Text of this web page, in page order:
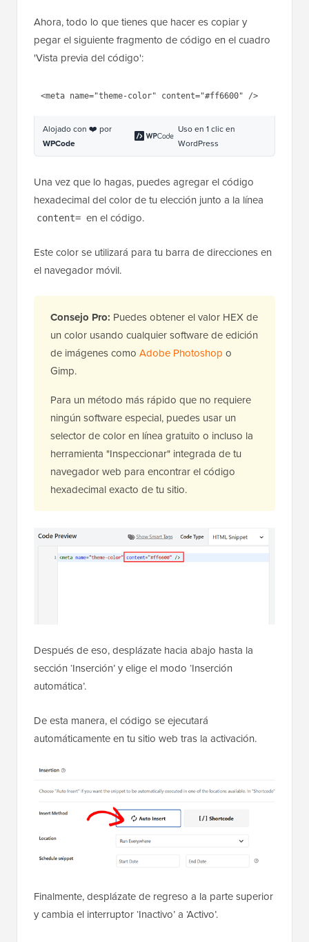
Ahora, todo lo que tienes que hacer es copiar y
pegar el siguiente fragmento de código en el cuadro
'Vista previa del código':
content
WordPress
Una vez que lo hagas, puedes agregar el código
content= en el código.
Consejo Pro:Puedes obtener el valor HEX de
un color usando cualquier software de edición
Gimp.
Para un método más rápido que no requiere
ningún software especial, puedes usar un
selector de color en línea gratuito o incluso la
herramienta "Inspeccionar" integrada de tu
Después de eso, desplázate hacia abajo hasta la
automática’.
automáticamente en tu sitio web tras la activación.